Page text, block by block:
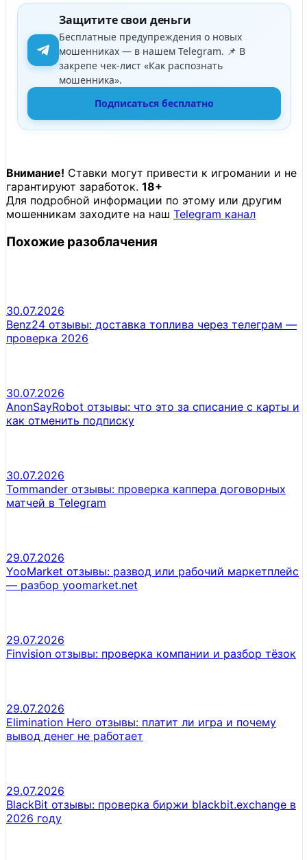
Защитите свои деньги
Бесплатные предупреждения о новых
мошенниках — в нашем Telegram. 📌 В
закрепе чек-лист «Как распознать
мошенника».
Подписаться бесплатно
Внимание! Ставки могут привести к игромании и не
гарантируют заработок. 18+
Для подробной информации по этому или другим
мошенникам заходите на наш Telegram канал
Похожие разоблачения
30.07.2026
Benz24 отзывы: доставка топлива через телеграм —
проверка 2026
30.07.2026
AnonSayRobot отзывы: что это за списание с карты и
как отменить подписку
30.07.2026
Tommander отзывы: проверка каппера договорных
матчей в Telegram
29.07.2026
YooMarket отзывы: развод или рабочий маркетплейс
— разбор yoomarket.net
29.07.2026
Finvision отзывы: проверка компании и разбор тёзок
29.07.2026
Elimination Hero отзывы: платит ли игра и почему
вывод денег не работает
29.07.2026
BlackBit отзывы: проверка биржи blackbit.exchange в
2026 году